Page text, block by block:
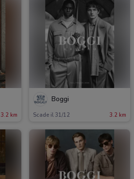
3.2 km
Boggi
Scade il 31/12 3.2 km